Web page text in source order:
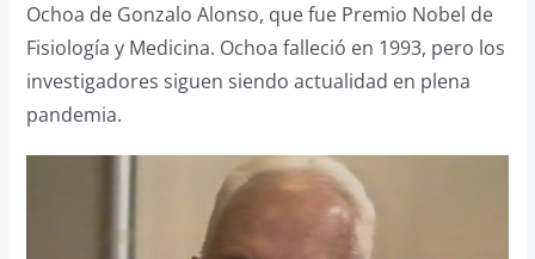
Ochoa de Gonzalo Alonso, que fue Premio Nobel de
Fisiología y Medicina. Ochoa falleció en 1993, pero los
investigadores siguen siendo actualidad en plena
pandemia.